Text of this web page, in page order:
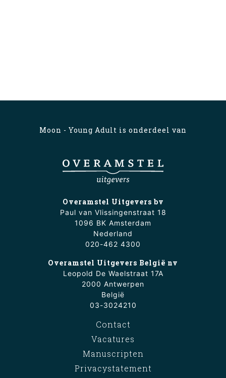
Moon - Young Adult is onderdeel van
Overamstel Uitgevers bv
Paul van Vlissingenstraat 18
1096 BK Amsterdam
Nederland
020-462 4300
Overamstel Uitgevers België nv
Leopold De Waelstraat 17A
2000 Antwerpen
België
03-3024210
Contact
Vacatures
Manuscripten
Privacystatement